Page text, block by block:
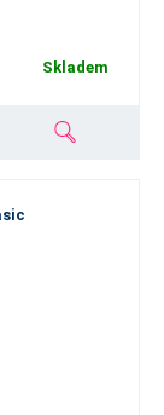
Skladem